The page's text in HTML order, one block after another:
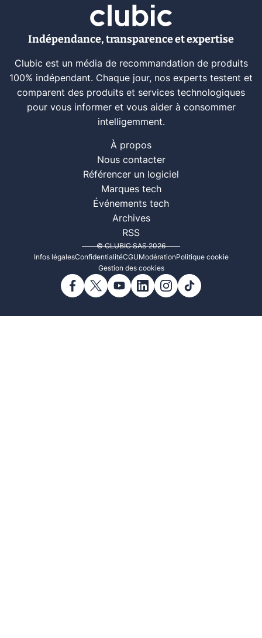
Indépendance, transparence et expertise
Clubic est un média de recommandation de produits
100% indépendant. Chaque jour, nos experts testent et
comparent des produits et services technologiques
pour vous informer et vous aider à consommer
intelligemment.
À propos
Nous contacter
Référencer un logiciel
Marques tech
Événements tech
Archives
RSS
© CLUBIC SAS 2026
Infos légalesConfidentialitéCGUModérationPolitique cookie
Gestion des cookies